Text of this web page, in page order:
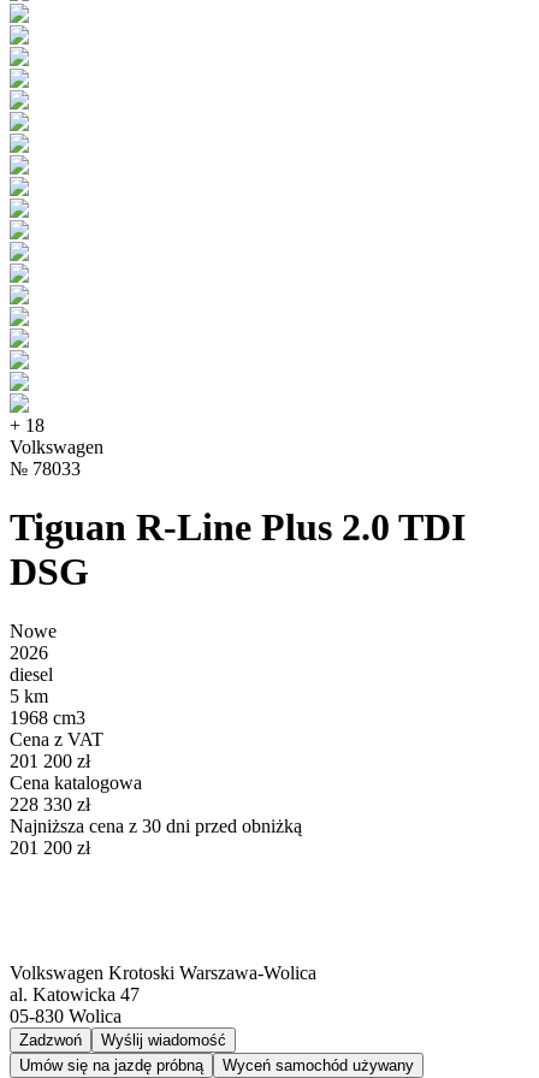
+ 18
Volkswagen
№ 78033
Tiguan R-Line Plus 2.0 TDI
DSG
Nowe
2026
diesel
5 km
1968 cm3
Cena z VAT
201 200 zł
Cena katalogowa
228 330 zł
Najniższa cena z 30 dni przed obniżką
201 200 zł
Volkswagen Krotoski Warszawa-Wolica
al. Katowicka 47
05-830 Wolica
Zadzwoń
Wyślij wiadomość
Umów się na jazdę próbną
Wyceń samochód używany